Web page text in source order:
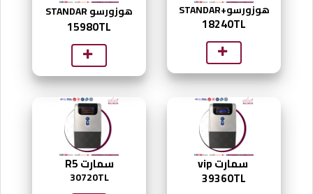
هوزورسو+STANDAR
18240TL
هوزورسو STANDAR
15980TL
سمارت vip
39360TL
سمارت R5
30720TL